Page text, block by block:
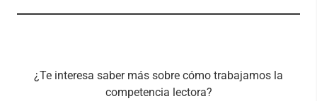
¿Te interesa saber más sobre cómo trabajamos la
competencia lectora?